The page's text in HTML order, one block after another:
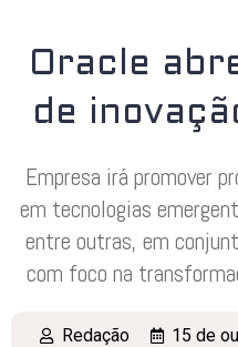
Oracle
de
Empresa irá promover
em tecnologias
entre outras, em
com foco na
Redação 15 de